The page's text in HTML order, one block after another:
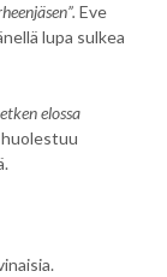
Eve
lupa sulkea
elossa
huolestuu